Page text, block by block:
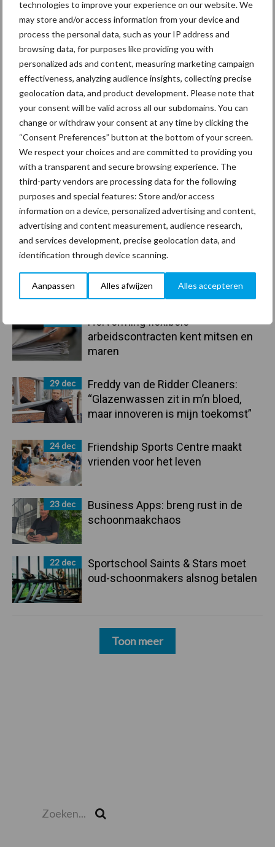
technologies to improve your experience on our website. We
may store and/or access information from your device and
process the personal data, such as your IP address and
browsing data, for purposes like providing you with
personalized ads and content, measuring marketing campaign
effectiveness, analyzing audience insights, collecting precise
geolocation data, and product development. Please note that
your consent will be valid across all our subdomains. You can
change or withdraw your consent at any time by clicking the
“Consent Preferences” button at the bottom of your screen.
We respect your choices and are committed to providing you
with a transparent and secure browsing experience. The
third-party vendors are processing data for the following
purposes and special features: Store and/or access
information on a device, personalized advertising and content,
advertising and content measurement, audience research,
and services development, precise geolocation data, and
identification through device scanning.
Aanpassen Alles afwijzen Alles accepteren
Primaire
Sidebar
Recent nieuws Partner nieuws
Hervorming flexibele
arbeidscontracten kent mitsen en
maren
29 dec
Freddy van de Ridder Cleaners:
“Glazenwassen zit in m’n bloed,
maar innoveren is mijn toekomst”
24 dec
Friendship Sports Centre maakt
vrienden voor het leven
23 dec
Business Apps: breng rust in de
schoonmaakchaos
22 dec
Sportschool Saints & Stars moet
oud-schoonmakers alsnog betalen
Toon meer
mitsen en maren
Thema's Vakpartners
Coronavirus UVC
Toon meer